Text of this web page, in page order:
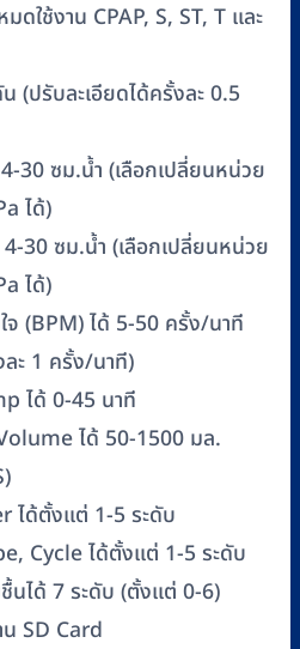
ดใช้งาน CPAP, S, ST, T และ
(ปรับละเอียดได้ครั้งละ 0.5
30 ซม.น้ำ (เลือกเปลี่ยนหน่วย
ได้)
30 ซม.น้ำ (เลือกเปลี่ยนหน่วย
ได้)
จ (BPM) ได้ 5-50 ครั้ง/นาที
ละ 1 ครั้ง/นาที)
ได้ 0-45 นาที
ได้ 50-1500 มล.
ได้ตั้งแต่ 1-5 ระดับ
Cycle ได้ตั้งแต่ 1-5 ระดับ
นได้ 7 ระดับ (ตั้งแต่ 0-6)
SD Card